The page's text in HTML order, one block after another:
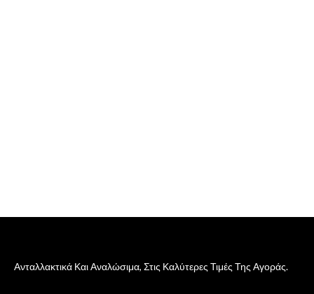
Ανταλλακτικά Και Αναλώσιμα, Στις Καλύτερες Τιμές Της Αγοράς.